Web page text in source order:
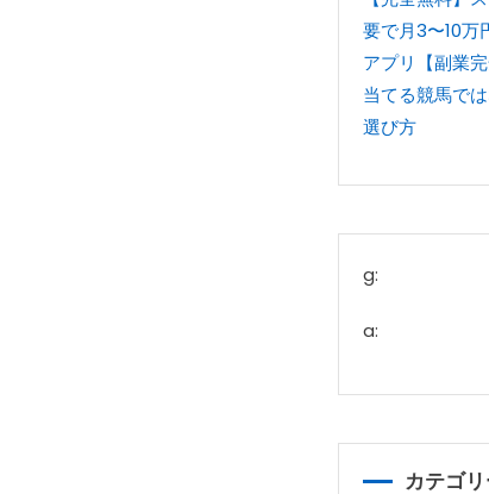
要で月3〜10万
アプリ【副業完
当てる競馬で
選び方
g:
a:
カテゴ